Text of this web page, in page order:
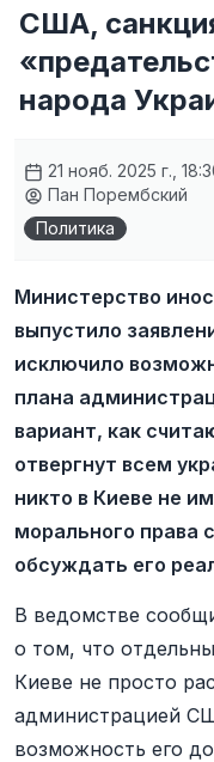
США,
народа
21 нояб. 2025 г.,
Пан Порембский
Политика
Министерство
выпустило
исключило
плана
вариант, как
отвергнут всем
никто в Киеве не
морального права
обсуждать его
В ведомстве
о том, что
Киеве не просто
администрацией
возможность его